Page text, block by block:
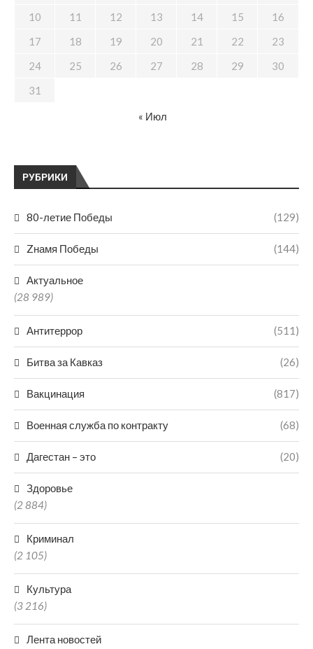
РУБРИКИ
80-летие Победы (129)
Zнамя Победы (144)
Актуальное
(28 989)
Антитеррор (511)
Битва за Кавказ (26)
Вакцинация (817)
Военная служба по контракту (68)
Дагестан – это (20)
Здоровье
(2 884)
Криминал
(2 105)
Культура
(3 216)
Лента новостей
10
11 12 13 14 15
16
17
18 19 20 21 22
23
24
25 26 27 28 29
30
31
« Июл